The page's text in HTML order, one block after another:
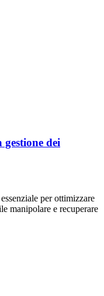
dei
per ottimizzare
manipolare e recuperare